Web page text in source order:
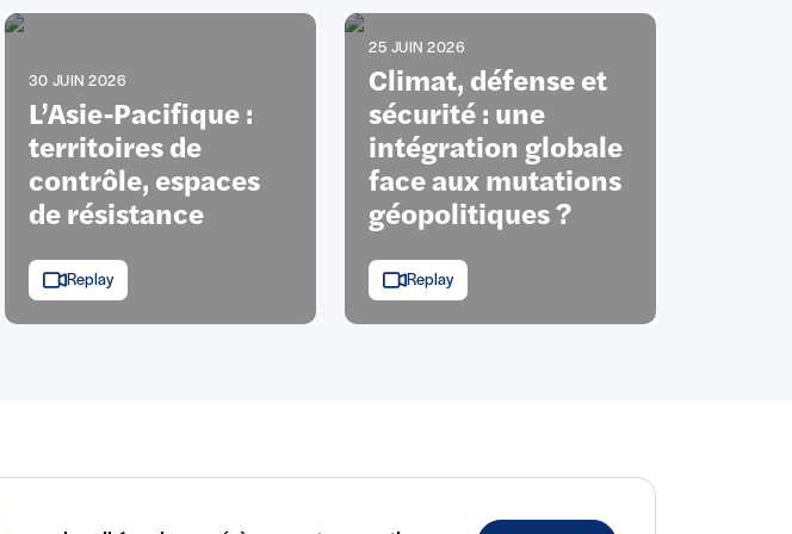
30 JUIN 2026
L’Asie-Pacifique :
territoires de
contrôle, espaces
de résistance
Replay
25 JUIN 2026
Climat, défense et
sécurité : une
intégration globale
face aux mutations
géopolitiques ?
Replay